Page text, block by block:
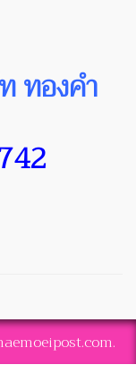
ทองคำ